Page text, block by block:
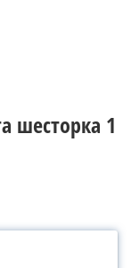
шесторка 1